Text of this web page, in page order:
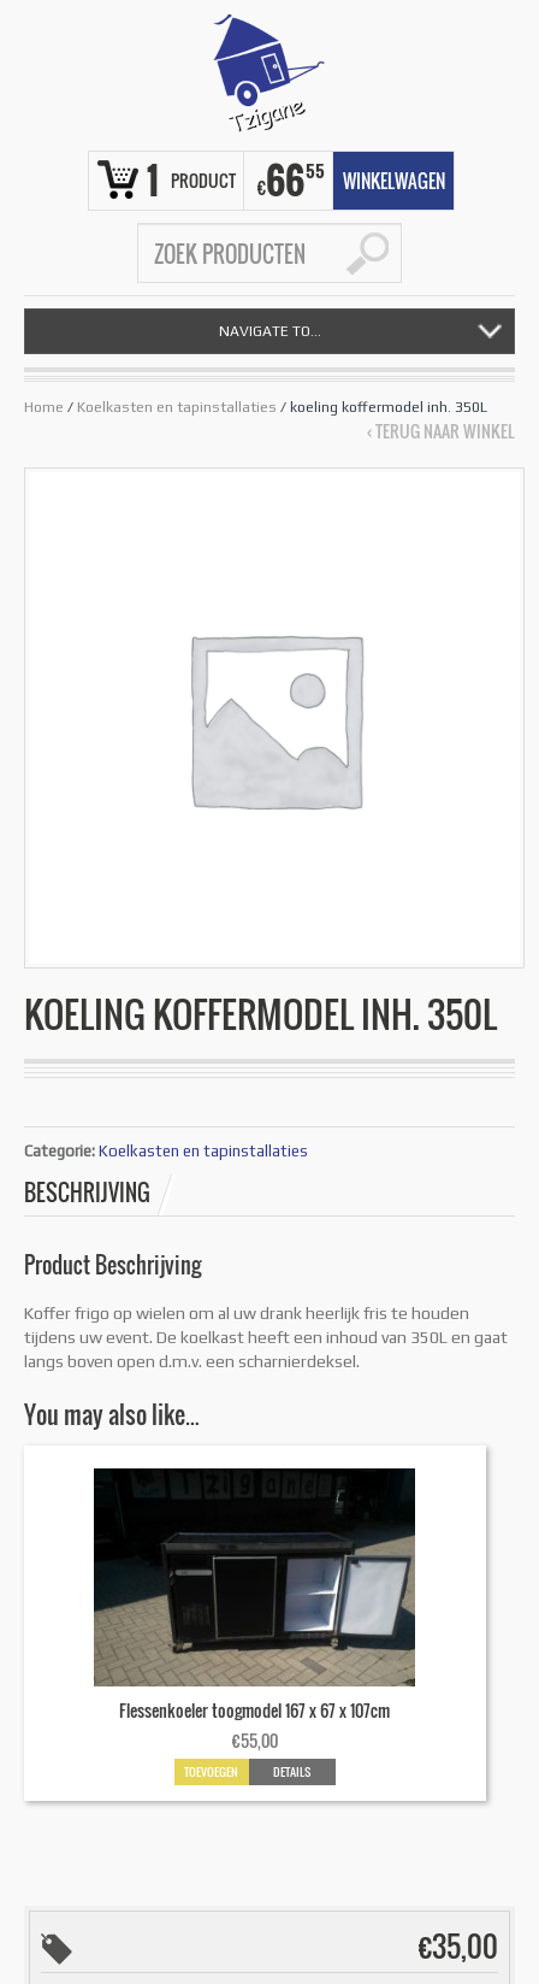
1 PRODUCT €6655 WINKELWAGEN
NAVIGATE TO...
Home / Koelkasten en tapinstallaties / koeling koffermodel inh. 350L
‹ TERUG NAAR WINKEL
KOELING KOFFERMODEL INH. 350L
Categorie: Koelkasten en tapinstallaties
BESCHRIJVING
Product Beschrijving
Koffer frigo op wielen om al uw drank heerlijk fris te houden
tijdens uw event. De koelkast heeft een inhoud van 350L en gaat
langs boven open d.m.v. een scharnierdeksel.
You may also like…
Flessenkoeler toogmodel 167 x 67 x 107cm
€55,00
TOEVOEGEN DETAILS
€35,00